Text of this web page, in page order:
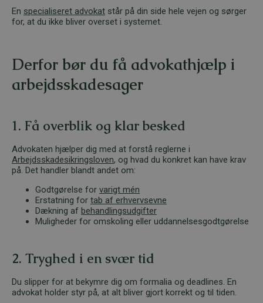
En specialiseret advokat står på din side hele vejen og sørger
for, at du ikke bliver overset i systemet.
Derfor bør du få advokathjælp i
arbejdsskadesager
1. Få overblik og klar besked
Advokaten hjælper dig med at forstå reglerne i
Arbejdsskadesikringsloven, og hvad du konkret kan have krav
på. Det handler blandt andet om:
Godtgørelse for varigt mén
Erstatning for tab af erhvervsevne
Dækning af behandlingsudgifter
Muligheder for omskoling eller uddannelsesgodtgørelse
2. Tryghed i en svær tid
Du slipper for at bekymre dig om formalia og deadlines. En
advokat holder styr på, at alt bliver gjort korrekt og til tiden.